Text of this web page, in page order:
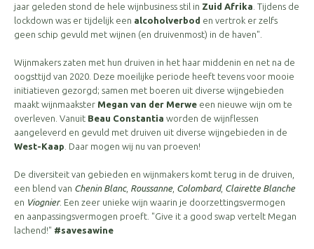
jaar geleden stond de hele wijnbusiness stil in Zuid Afrika . Tijdens de
lockdown was er tijdelijk een alcoholverbod en vertrok er zelfs
geen schip gevuld met wijnen (en druivenmost) in de haven".
Wijnmakers zaten met hun druiven in het haar middenin en net na de
oogsttijd van 2020. Deze moeilijke periode heeft tevens voor mooie
initiatieven gezorgd; samen met boeren uit diverse wijngebieden
maakt wijnmaakster Megan van der Merwe een nieuwe wijn om te
overleven. Vanuit Beau Constantia worden de wijnflessen
aangeleverd en gevuld met druiven uit diverse wijngebieden in de
West-Kaap . Daar mogen wij nu van proeven!
De diversiteit van gebieden en wijnmakers komt terug in de druiven,
een blend van Chenin Blanc, Roussanne, Colombard, Clairette Blanche
en Viognier. Een zeer unieke wijn waarin je doorzettingsvermogen
en aanpassingsvermogen proeft. "Give it a good swap vertelt Megan
lachend!" #savesawine